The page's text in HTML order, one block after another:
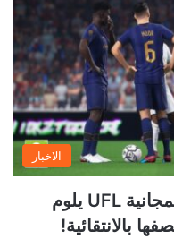
الاخبار
مطور لعبة كرة القدم المجانية UFL يلوم
بالانتقائية!